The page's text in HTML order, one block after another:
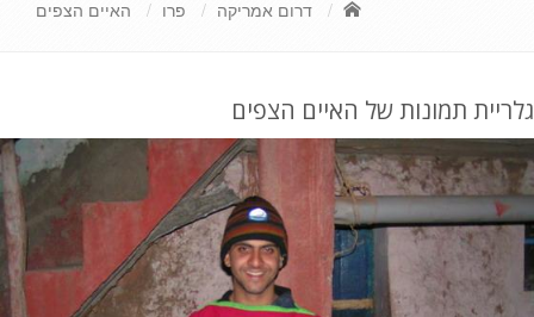
דרום אמריקה פרו האיים הצפים
גלריית תמונות של האיים הצפים